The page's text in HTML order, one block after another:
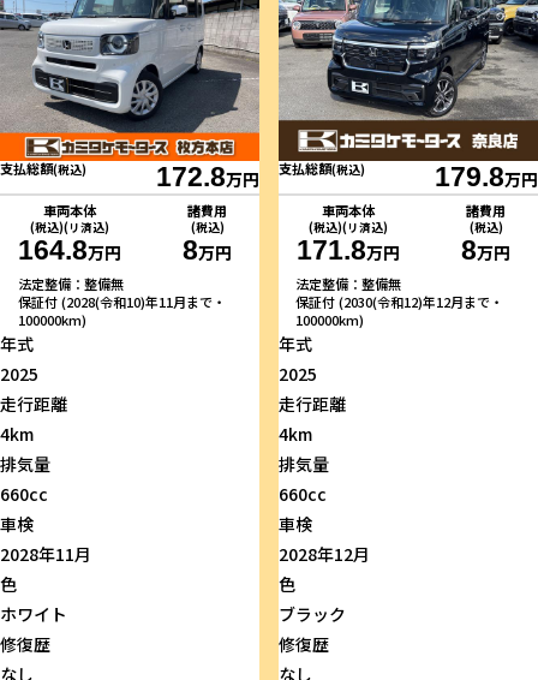
支払総額(税込) 172.8万円
車両本体
(税込)(リ済込)
164.8万円
諸費用
(税込)
8万円
法定整備：整備無
保証付 (2028(令和10)年11月まで・
100000km)
年式
2025
走行距離
4km
排気量
660cc
車検
2028年11月
色
ホワイト
修復歴
なし
支払総額(税込) 179.8万円
車両本体
(税込)(リ済込)
171.8万円
諸費用
(税込)
8万円
法定整備：整備無
保証付 (2030(令和12)年12月まで・
100000km)
年式
2025
走行距離
4km
排気量
660cc
車検
2028年12月
色
ブラック
修復歴
なし